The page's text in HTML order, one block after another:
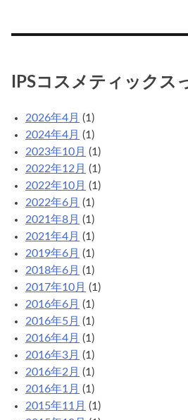
IPSコスメティックス
2026年4月 (1)
2024年4月 (1)
2023年10月 (1)
2022年12月 (1)
2022年10月 (1)
2022年6月 (1)
2021年8月 (1)
2021年4月 (1)
2019年6月 (1)
2018年6月 (1)
2017年10月 (1)
2016年6月 (1)
2016年5月 (1)
2016年4月 (1)
2016年3月 (1)
2016年2月 (1)
2016年1月 (1)
2015年11月 (1)